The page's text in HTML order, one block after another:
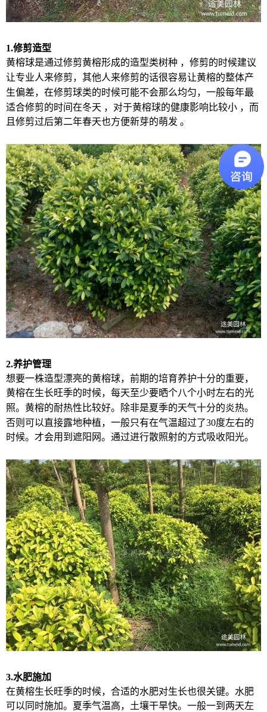
1.修剪造型
黄榕球是通过修剪黄榕形成的造型类树种 ，修剪的时候建议
让专业人来修剪， 其他人来修剪的话很容易让黄榕的整体产
生偏差，在修剪球类的时候可能不会那么均匀，一般每年最
适合修剪的时间在冬天 ，对于黄榕球的健康影响比较小 ，而
且修剪过后第二年春天也方便新芽的萌发 。
2.养护管理
想要一株造型漂亮的黄榕球，前期的培育养护十分的重要，
黄榕在生长旺季的时候， 每天至少要晒个八个小时左右的光
照。黄榕的耐热性比较好。
除非是夏季的天气十分的炎热。
否则可以直接露地种植，一般只有在气温超过了30度左右的
时候。才会用到遮阳网。通过进行散照射的方式吸收阳光。
3.水肥施加
在黄榕生长旺季的时候，合适的水肥对生长也很关键。水肥
可以同时施加。夏季气温高，土壤干旱快。一般一到两天左